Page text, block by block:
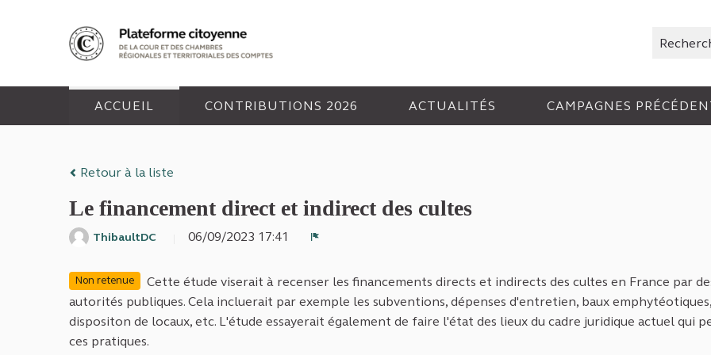
Rechercher
ACCUEIL CONTRIBUTIONS 2026 ACTUALITÉS CAMPAGNES
Retour à la liste
Le financement direct et indirect des cultes
ThibaultDC
06/09/2023 17:41
Non retenue
Cette étude viserait à recenser les financements directs et indirects des cultes en France par
autorités publiques. Cela incluerait par exemple les subventions, dépenses d'entretien, baux
dispositon de locaux, etc. L'étude essayerait également de faire l'état des lieux du cadre juridique actuel qui
ces pratiques.